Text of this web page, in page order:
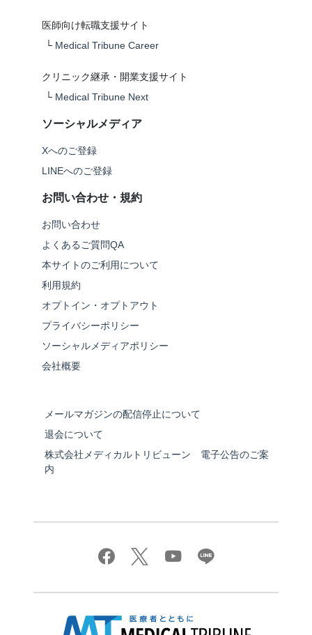
医師向け転職支援サイト
└ Medical Tribune Career
クリニック継承・開業支援サイト
└ Medical Tribune Next
ソーシャルメディア
Xへのご登録
LINEへのご登録
お問い合わせ・規約
お問い合わせ
よくあるご質問QA
本サイトのご利用について
利用規約
オプトイン・オプトアウト
プライバシーポリシー
ソーシャルメディアポリシー
会社概要
メールマガジンの配信停止について
退会について
株式会社メディカルトリビューン 電子公告のご案
内